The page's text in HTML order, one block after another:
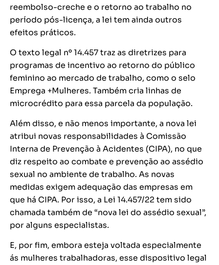
reembolso-creche e o retorno ao trabalho no
período pós-licença, a lei tem ainda outros
efeitos práticos.
O texto legal nº 14.457 traz as diretrizes para
programas de incentivo ao retorno do público
feminino ao mercado de trabalho, como o selo
Emprega +Mulheres. Também cria linhas de
microcrédito para essa parcela da população.
Além disso, e não menos importante, a nova lei
atribui novas responsabilidades à Comissão
Interna de Prevenção à Acidentes (CIPA), no que
diz respeito ao combate e prevenção ao assédio
sexual no ambiente de trabalho. As novas
medidas exigem adequação das empresas em
que há CIPA. Por isso, a Lei 14.457/22 tem sido
chamada também de “nova lei do assédio sexual”,
por alguns especialistas.
E, por fim, embora esteja voltada especialmente
ás mulheres trabalhadoras, esse dispositivo legal